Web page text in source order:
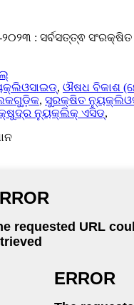
: ସର୍ବସତ୍ତ୍ଵ
, ଔଷଧ ବିକାଶ
, ସୁରକ୍ଷିତ
ନ୍ୟୁକ୍ଲିକ୍ ଏସିଡ୍,